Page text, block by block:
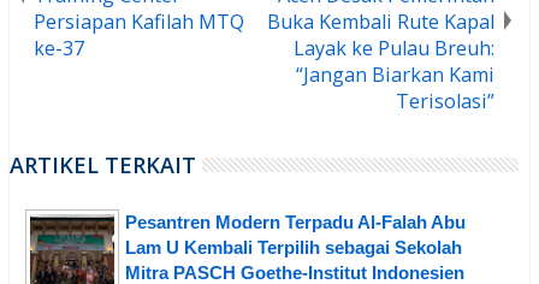
Persiapan Kafilah MTQ
ke-37
Buka Kembali Rute Kapal
Layak ke Pulau Breuh:
“Jangan Biarkan Kami
Terisolasi”
ARTIKEL TERKAIT
Pesantren Modern Terpadu Al-Falah Abu
Lam U Kembali Terpilih sebagai Sekolah
Mitra PASCH Goethe-Institut Indonesien